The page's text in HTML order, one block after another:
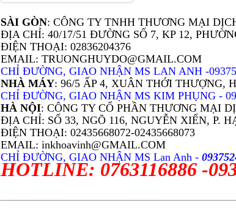
SÀI GÒN: CÔNG TY TNHH THƯƠNG MẠI
ĐỊA CHỈ: 40/17/51 ĐƯỜNG SỐ 7, KP 12,
ĐIỆN THOẠI: 02836204376
EMAIL: TRUONGHUYDO@GMAIL.COM
CHỈ ĐƯỜNG, GIAO NHẬN MS LAN ANH -
NHÀ MÁY: 96/5 ẤP 4, XUÂN THỚI THƯỢNG,
CHỈ ĐƯỜNG, GIAO NHẬN MS KIM PHỤNG -
HÀ NỘI: CÔNG TY CỔ PHẦN THƯƠNG MẠI
ĐỊA CHỈ: SỐ 33, NGÕ 116, NGUYỄN XIỂN, P.
ĐIỆN THOẠI: 02435668072-02435668073
EMAIL: inkhoavinh@GMAIL.COM
CHỈ ĐƯỜNG, GIAO NHẬN MS Lan Anh -
HOTLINE: 0763116886 -